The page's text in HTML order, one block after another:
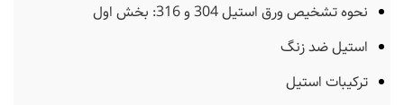
نحوه تشخیص ورق استیل 304 و 316: بخش اول
استیل ضد زنگ
ترکیبات استیل